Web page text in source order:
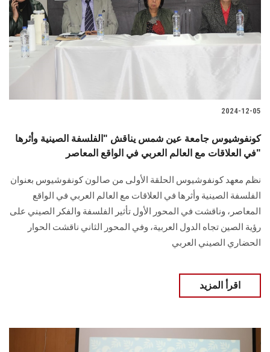
2024-12-05
كونفوشيوس جامعة عين شمس يناقش "الفلسفة الصينية وأثرها
في العلاقات مع العالم العربي في الواقع المعاصر"
نظم معهد كونفوشيوس الحلقة الأولى من صالون ‏كونفوشيوس بعنوان
الفلسفة الصينية وأثرها في العلاقات مع العالم العربي في الواقع
‏المعاصر، وناقشت في المحور الأول تأثير الفلسفة والفكر الصيني على
رؤية الصين تجاه الدول ‏العربية، وفي المحور الثاني ناقشت الحوار
الحضاري الصيني العربي
اقرأ المزيد